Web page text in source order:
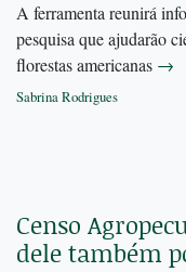
A ferramenta reunirá
pesquisa que ajudarão
florestas americanas →
Sabrina Rodrigues
Censo
dele também